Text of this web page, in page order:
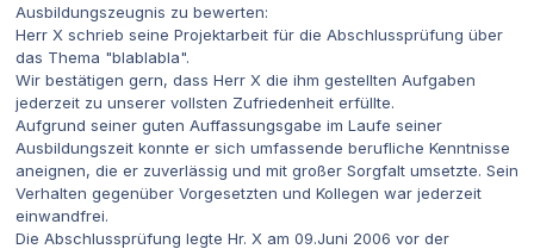
Ausbildungszeugnis zu bewerten:
Herr X schrieb seine Projektarbeit für die Abschlussprüfung über
das Thema "blablabla".
Wir bestätigen gern, dass Herr X die ihm gestellten Aufgaben
jederzeit zu unserer vollsten Zufriedenheit erfüllte.
Aufgrund seiner guten Auffassungsgabe im Laufe seiner
Ausbildungszeit konnte er sich umfassende berufliche Kenntnisse
aneignen, die er zuverlässig und mit großer Sorgfalt umsetzte. Sein
Verhalten gegenüber Vorgesetzten und Kollegen war jederzeit
einwandfrei.
Die Abschlussprüfung legte Hr. X am 09.Juni 2006 vor der